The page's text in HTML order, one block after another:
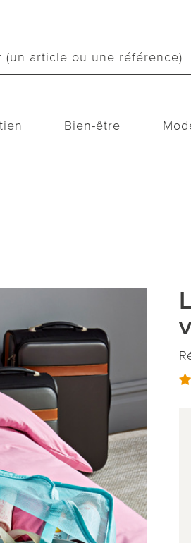
Bien-être